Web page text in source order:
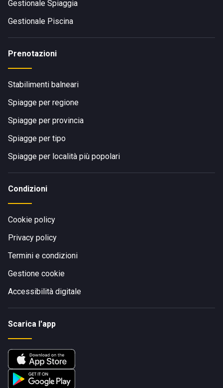
Gestionale Spiaggia
Gestionale Piscina
Prenotazioni
Stabilimenti balneari
Spiagge per regione
Spiagge per provincia
Spiagge per tipo
Spiagge per località più popolari
Condizioni
Cookie policy
Privacy policy
Termini e condizioni
Gestione cookie
Accessibilità digitale
Scarica l'app